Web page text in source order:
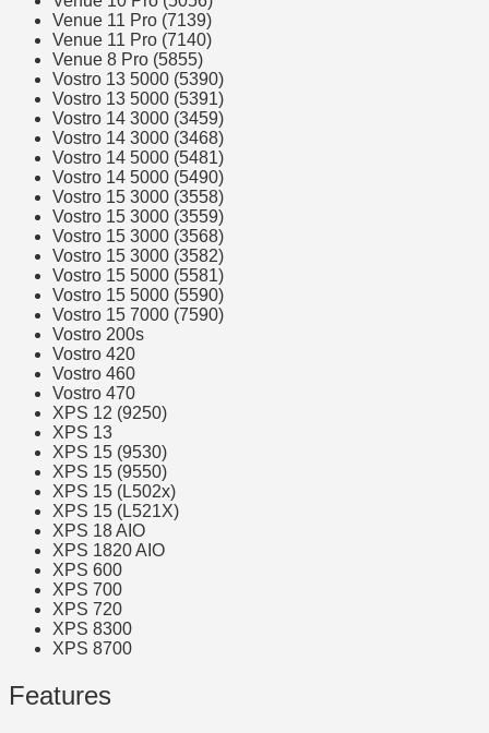
Venue 11 Pro (7139)
Venue 11 Pro (7140)
Venue 8 Pro (5855)
Vostro 13 5000 (5390)
Vostro 13 5000 (5391)
Vostro 14 3000 (3459)
Vostro 14 3000 (3468)
Vostro 14 5000 (5481)
Vostro 14 5000 (5490)
Vostro 15 3000 (3558)
Vostro 15 3000 (3559)
Vostro 15 3000 (3568)
Vostro 15 3000 (3582)
Vostro 15 5000 (5581)
Vostro 15 5000 (5590)
Vostro 15 7000 (7590)
Vostro 200s
Vostro 420
Vostro 460
Vostro 470
XPS 12 (9250)
XPS 13
XPS 15 (9530)
XPS 15 (9550)
XPS 15 (L502x)
XPS 15 (L521X)
XPS 18 AIO
XPS 1820 AIO
XPS 600
XPS 700
XPS 720
XPS 8300
XPS 8700
Features